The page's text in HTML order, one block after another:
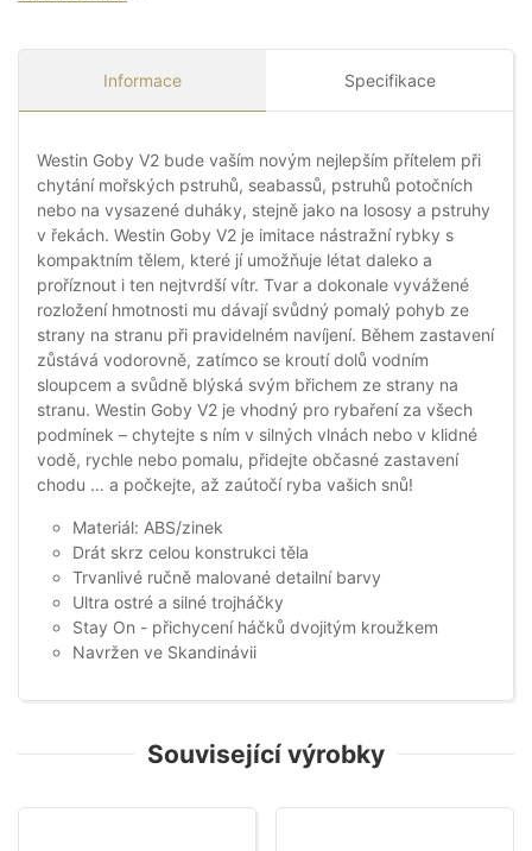
Informace Specifikace
Westin Goby V2 bude vaším novým nejlepším přítelem při
chytání mořských pstruhů, seabassů, pstruhů potočních
nebo na vysazené duháky, stejně jako na lososy a pstruhy
v řekách. Westin Goby V2 je imitace nástražní rybky s
kompaktním tělem, které jí umožňuje létat daleko a
proříznout i ten nejtvrdší vítr. Tvar a dokonale vyvážené
rozložení hmotnosti mu dávají svůdný pomalý pohyb ze
strany na stranu při pravidelném navíjení. Během zastavení
zůstává vodorovně, zatímco se kroutí dolů vodním
sloupcem a svůdně blýská svým břichem ze strany na
stranu. Westin Goby V2 je vhodný pro rybaření za všech
podmínek – chytejte s ním v silných vlnách nebo v klidné
vodě, rychle nebo pomalu, přidejte občasné zastavení
chodu … a počkejte, až zaútočí ryba vašich snů!
Materiál: ABS/zinek
Drát skrz celou konstrukci těla
Trvanlivé ručně malované detailní barvy
Ultra ostré a silné trojháčky
Stay On - přichycení háčků dvojitým kroužkem
Navržen ve Skandinávii
Související výrobky